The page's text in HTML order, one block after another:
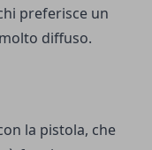
preferisce un
diffuso.
la pistola, che